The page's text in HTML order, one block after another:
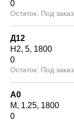
0
Под заказ
Д12
Н2 5 1800
0
Под заказ
А0
М
1.25 1800
0